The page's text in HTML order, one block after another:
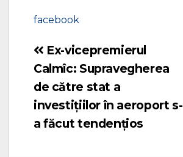
facebook
Navigare
în
articole
Ex-vicepremierul
Calmîc: Supravegherea
de către stat a
investițiilor în aeroport s-
a făcut tendențios